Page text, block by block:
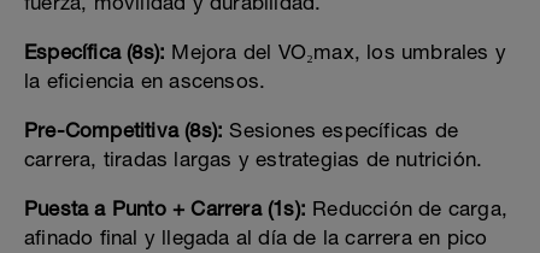
Específica (8s): Mejora del VO₂max, los umbrales y
la eficiencia en ascensos.
Pre-Competitiva (8s): Sesiones específicas de
carrera, tiradas largas y estrategias de nutrición.
Puesta a Punto + Carrera (1s): Reducción de carga,
afinado final y llegada al día de la carrera en pico